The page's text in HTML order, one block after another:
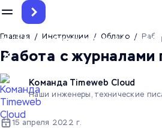
До 12.5 млн токенов на тест ИИ-агента
Главная / Инструкции / Облако /
Работа с журналами
Команда Timeweb Cloud
Наши инженеры, технические
15 апреля 2022 г.